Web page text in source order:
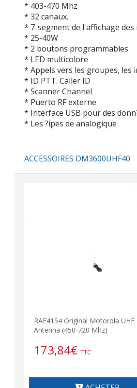
* 403-470 Mhz
* 32 canaux.
* 7-segment de l'affichage des
* 25-40W
* 2 boutons programmables
* LED multicolore
* Appels vers les groupes, les
* ID PTT. Caller ID
* Scanner Channel
* Puerto RF externe
* Interface USB pour des
* Les ?ipes de analogique
ACCESSOIRES DM3600UHF40
RAE4154 Original Motorola UHF
Antenna (450-720 Mhz)
173,84€ TTC